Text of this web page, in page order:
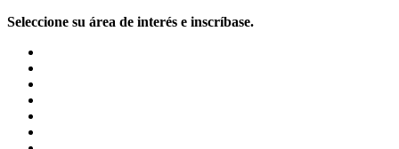
Seleccione su área de interés e inscríbase.